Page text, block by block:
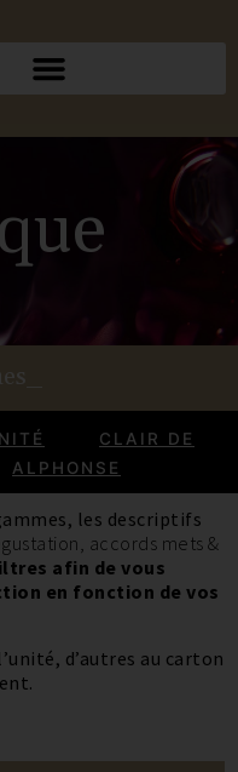
CLAIR DE
ALPHONSE
les descriptifs
accords mets &
afin de vous
en fonction de vos
d’autres au carton